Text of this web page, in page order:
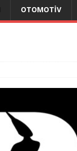
OTOMOTIV